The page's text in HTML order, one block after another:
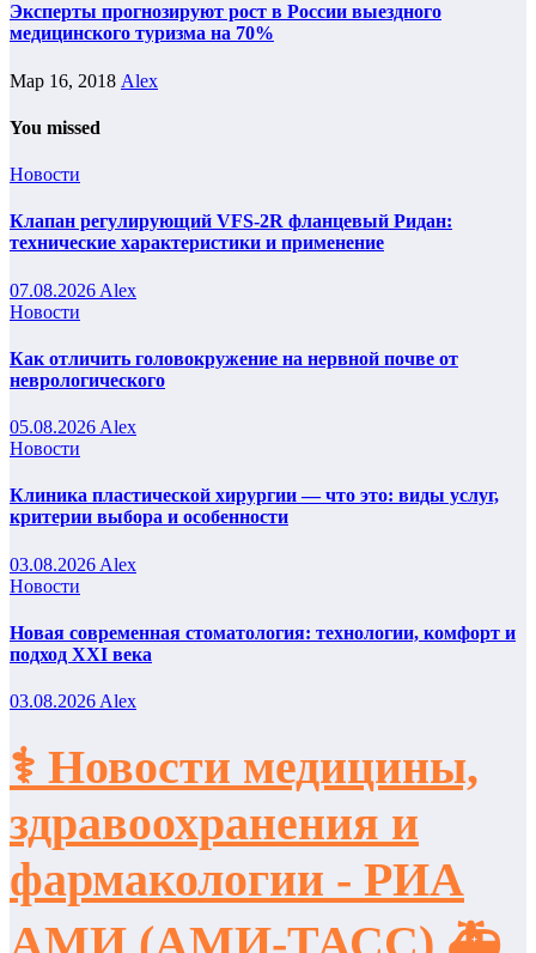
Эксперты прогнозируют рост в России выездного
медицинского туризма на 70%
Мар 16, 2018 Alex
You missed
Новости
Клапан регулирующий VFS-2R фланцевый Ридан:
технические характеристики и применение
07.08.2026 Alex
Новости
Как отличить головокружение на нервной почве от
неврологического
05.08.2026 Alex
Новости
Клиника пластической хирургии — что это: виды услуг,
критерии выбора и особенности
03.08.2026 Alex
Новости
Новая современная стоматология: технологии, комфорт и
подход XXI века
03.08.2026 Alex
⚕️ Новости медицины,
здравоохранения и
фармакологии - РИА